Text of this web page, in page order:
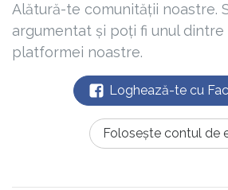
Alătură-te comunității noastre.
argumentat și poți fi unul
platformei noastre.
Loghează-te cu
Folosește contul de